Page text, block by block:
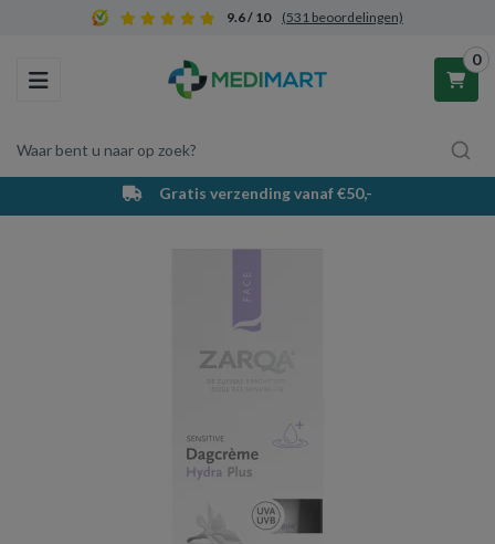
9.6 / 10 (531 beoordelingen)
Toggle navigation
Waar bent u naar op zoek?
0
Winkelwagen
Uw winkelwagen is leeg.
Vul hem met producten.
Gratis verzending vanaf €50,-